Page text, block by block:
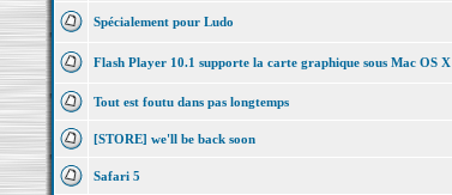
Spécialement pour Ludo
Flash Player 10.1 supporte la carte graphique sous Mac OS X
Tout est foutu dans pas longtemps
[STORE] we'll be back soon
Safari 5